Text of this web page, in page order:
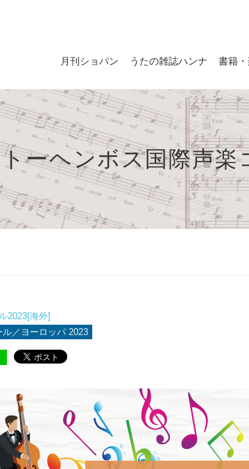
月刊ショパン うたの雑誌ハンナ 書籍
ーヘンボス国際声楽
2023[海外]
ル／ヨーロッパ 2023